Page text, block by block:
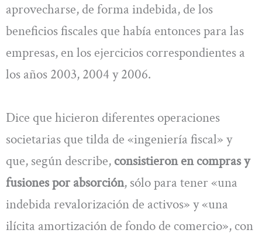
aprovecharse, de forma indebida, de los
beneficios fiscales que había entonces para las
empresas, en los ejercicios correspondientes a
los años 2003, 2004 y 2006.
Dice que hicieron diferentes operaciones
societarias que tilda de «ingeniería fiscal» y
que, según describe, consistieron en compras y
fusiones por absorción, sólo para tener «una
indebida revalorización de activos» y «una
ilícita amortización de fondo de comercio», con